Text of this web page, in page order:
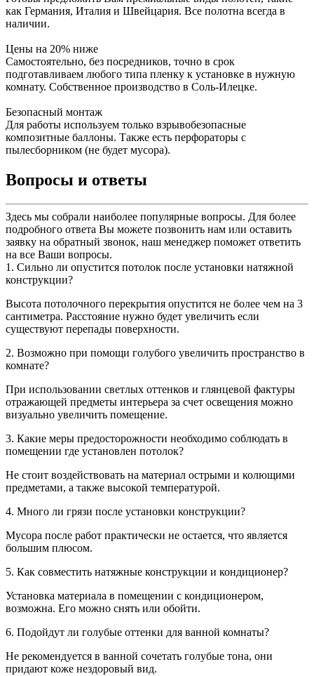
как Германия, Италия и Швейцария. Все полотна всегда в
наличии.
Цены на 20% ниже
Самостоятельно, без посредников, точно в срок
подготавливаем любого типа пленку к установке в нужную
комнату. Собственное производство в Соль-Илецке.
Безопасный монтаж
Для работы используем только взрывобезопасные
композитные баллоны. Также есть перфораторы с
пылесборником (не будет мусора).
Вопросы и ответы
Здесь мы собрали наиболее популярные вопросы. Для более
подробного ответа Вы можете позвонить нам или оставить
заявку на обратный звонок, наш менеджер поможет ответить
на все Ваши вопросы.
1. Сильно ли опустится потолок после установки натяжной
конструкции?
Высота потолочного перекрытия опустится не более чем на 3
сантиметра. Расстояние нужно будет увеличить если
существуют перепады поверхности.
2. Возможно при помощи голубого увеличить пространство в
комнате?
При использовании светлых оттенков и глянцевой фактуры
отражающей предметы интерьера за счет освещения можно
визуально увеличить помещение.
3. Какие меры предосторожности необходимо соблюдать в
помещении где установлен потолок?
Не стоит воздействовать на материал острыми и колющими
предметами, а также высокой температурой.
4. Много ли грязи после установки конструкции?
Мусора после работ практически не остается, что является
большим плюсом.
5. Как совместить натяжные конструкции и кондиционер?
Установка материала в помещении с кондиционером,
возможна. Его можно снять или обойти.
6. Подойдут ли голубые оттенки для ванной комнаты?
Не рекомендуется в ванной сочетать голубые тона, они
придают коже нездоровый вид.